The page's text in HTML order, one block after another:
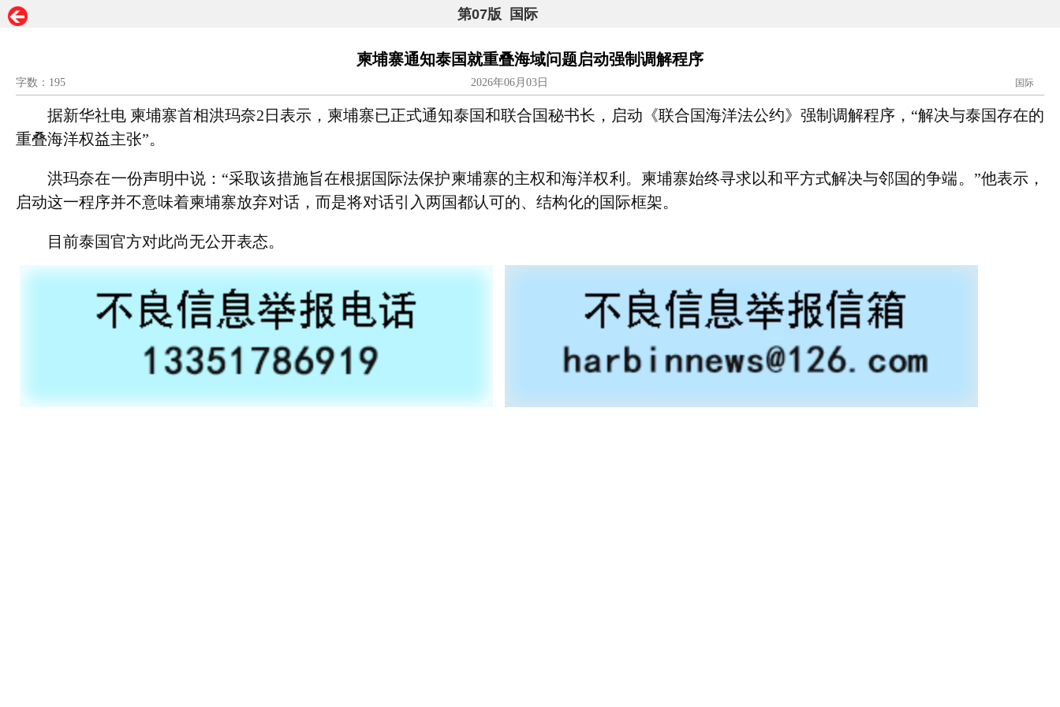
第07版 国际
柬埔寨通知泰国就重叠海域问题启动强制调解程序
字数：195 2026年06月03日 国际
据新华社电 柬埔寨首相洪玛奈2日表示，柬埔寨已正式通知泰国和联合国秘书长，启动《联合国海洋法公约》强制调解程序，“解决与泰国存在的
重叠海洋权益主张”。
洪玛奈在一份声明中说：“采取该措施旨在根据国际法保护柬埔寨的主权和海洋权利。柬埔寨始终寻求以和平方式解决与邻国的争端。”他表示，
启动这一程序并不意味着柬埔寨放弃对话，而是将对话引入两国都认可的、结构化的国际框架。
目前泰国官方对此尚无公开表态。